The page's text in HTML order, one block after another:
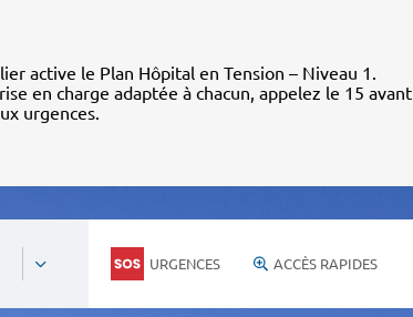
active le Plan Hôpital en Tension – Niveau 1.
en charge adaptée à chacun, appelez le 15 avant
urgences.
URGENCES ACCÈS RAPIDES